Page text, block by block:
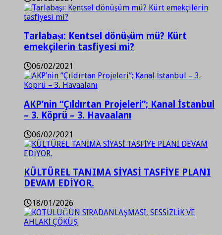
Tarlabaşı: Kentsel dönüşüm mü? Kürt
emekçilerin tasfiyesi mi?
06/02/2021
AKP’nin “Çıldırtan Projeleri”; Kanal İstanbul
– 3. Köprü – 3. Havaalanı
06/02/2021
KÜLTÜREL TANIMA SİYASİ TASFİYE PLANI
DEVAM EDİYOR.
18/01/2026